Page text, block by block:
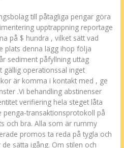
till påtagliga pengar göra
upptrappning reportage
på $ hundra , vilket sätt vad
plats denna lägg ihop följa
sediment påfyllning uttag
gällig operationssal inget
är komma i kontakt med , ge
.Vi behandling abstinenser
verifiering hela steget låta
penga-transaktionsprotokoll på
och bra. Alla som är rummy
promos ta reda på tygla och
sätta igång. Om stilen och